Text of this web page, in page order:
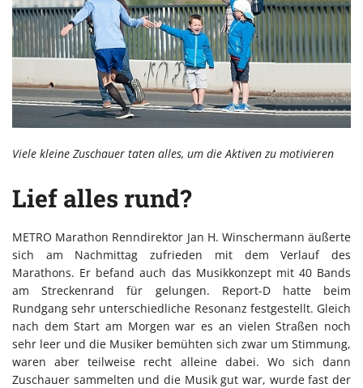
Viele kleine Zuschauer taten alles, um die Aktiven zu motivieren
Lief alles rund?
METRO Marathon Renndirektor Jan H. Winschermann äußerte
sich am Nachmittag zufrieden mit dem Verlauf des
Marathons. Er befand auch das Musikkonzept mit 40 Bands
am Streckenrand für gelungen. Report-D hatte beim
Rundgang sehr unterschiedliche Resonanz festgestellt. Gleich
nach dem Start am Morgen war es an vielen Straßen noch
sehr leer und die Musiker bemühten sich zwar um Stimmung,
waren aber teilweise recht alleine dabei. Wo sich dann
Zuschauer sammelten und die Musik gut war, wurde fast der